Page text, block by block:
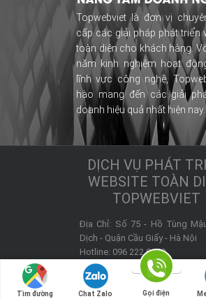
Topwebviet là đơn vị
cấp các giải pháp phát triển
toàn diện cho khách hàng.
năm kinh nghiệm hoạt
lĩnh vực công nghệ,
hào mang đến các giải
doanh hiệu quả nhất hiện nay.
DỊCH VỤ PHÁT
WEBSITE TOÀN
TOPWEBVIET
Địa Chỉ: Số 75 - Hồ Tùng
Dịch - Quận Cầu Giấy- Hà Nội
Hotline: 096 222 9450
Website:
https://
Email hỗ trợ:
Tìm đường Chat Zalo Gọi điện